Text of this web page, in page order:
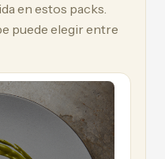
en estos packs.
puede elegir entre